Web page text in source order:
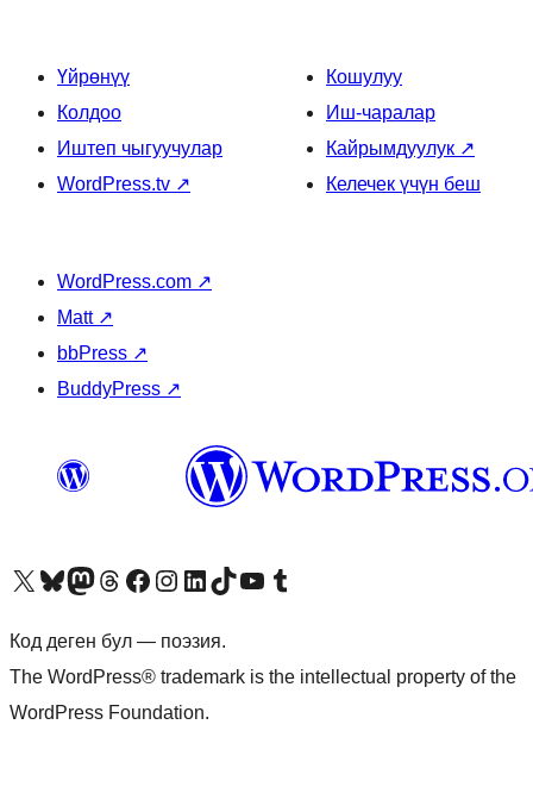
Үйрөнүү
Колдоо
Иштеп чыгуучулар
WordPress.tv ↗
Кошулуу
Иш-чаралар
Кайрымдуулук ↗
Келечек үчүн беш
WordPress.com ↗
Matt ↗
bbPress ↗
BuddyPress ↗
Visit our X (formerly Twitter) account
Visit our Bluesky account
Биздин Mastodon түрмөгүбүзгө баш багыңыз
Visit our Threads account
Биздин Facebook баракчабызга кириңиз
Биздин Instagram баракчабызга баш багыңыз
Биздин LinkedIn баракчабызга баш багыңыз
Visit our TikTok account
Visit our YouTube channel
Visit our Tumblr account
Код деген бул — поэзия.
The WordPress® trademark is the intellectual property of the
WordPress Foundation.